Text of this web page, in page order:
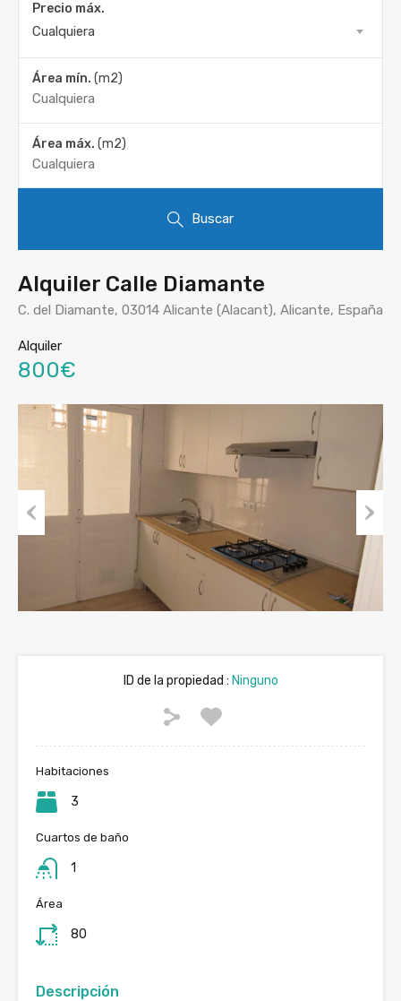
Precio máx.
Cualquiera
Área mín. (m2)
Área máx. (m2)
Buscar
Alquiler Calle Diamante
C. del Diamante, 03014 Alicante (Alacant), Alicante, España
Alquiler
800€
Nex
ID de la propiedad : Ninguno
Habitaciones
3
Cuartos de baño
1
Área
80
Descripción